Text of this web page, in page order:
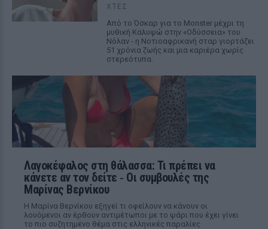
ΧΤΕΣ
Από το Όσκαρ για το Monster μέχρι τη
μυθική Καλυψώ στην «Οδύσσεια» του
Νόλαν - η Νοτιοαφρικανή σταρ γιορτάζει
51 χρόνια ζωής και μια καριέρα χωρίς
στερεότυπα.
Λαγοκέφαλος στη θάλασσα: Τι πρέπει να
κάνετε αν τον δείτε ‑ Οι συμβουλές της
Μαρίνας Βερνίκου
Η Μαρίνα Βερνίκου εξηγεί τι οφείλουν να κάνουν οι
λουόμενοι αν έρθουν αντιμέτωποι με το ψάρι που έχει γίνει
το πιο συζητημένο θέμα στις ελληνικές παραλίες